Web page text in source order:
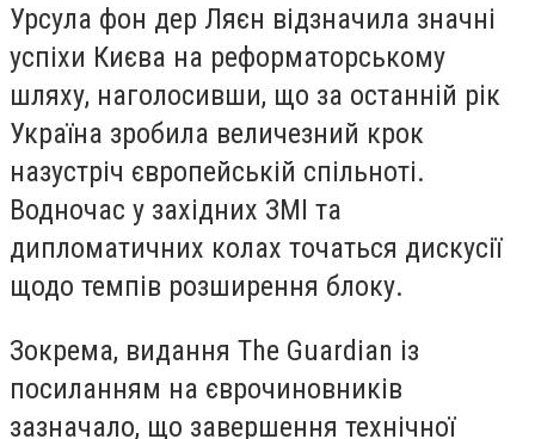
Урсула фон дер Ляєн відзначила значні
успіхи Києва на реформаторському
шляху, наголосивши, що за останній рік
Україна зробила величезний крок
назустріч європейській спільноті.
Водночас у західних ЗМІ та
дипломатичних колах точаться дискусії
щодо темпів розширення блоку.
Зокрема, видання The Guardian із
посиланням на єврочиновників
зазначало, що завершення технічної